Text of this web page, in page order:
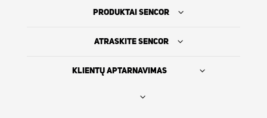
PRODUKTAI SENCOR
ATRASKITE SENCOR
KLIENTŲ APTARNAVIMAS